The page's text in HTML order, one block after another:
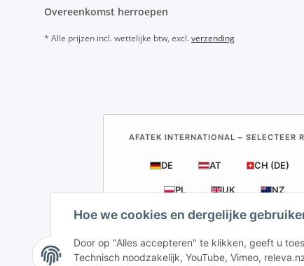
Hoe we cookies en dergelijke
Door op "Alles accepteren" te klikken, geeft u
Technisch noodzakelijk, YouTube, Vimeo,
Overeenkomst herroepen
* Alle prijzen incl. wettelijke btw, excl.verzending
AFATEK INTERNATIONAL –
DE AT CH (DE)
PL UK NZ
AFATEK